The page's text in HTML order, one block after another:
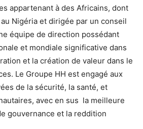
appartenant à des Africains, dont
Nigéria et dirigée par un conseil
équipe de direction possédant
et mondiale significative dans
et la création de valeur dans le
Le Groupe HH est engagé aux
de la sécurité, la santé, et
avec en sus la meilleure
gouvernance et la reddition